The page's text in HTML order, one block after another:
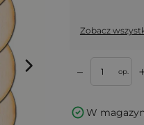
Zobacz
– op.
W